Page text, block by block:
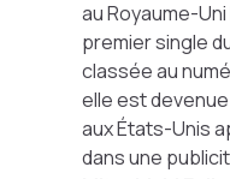
au Royaume-
premier single
classée au
elle est
aux États-Unis
dans une